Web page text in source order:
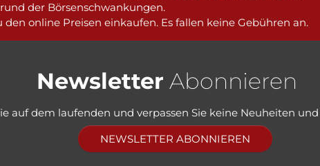
der Börsenschwankungen.
online Preisen einkaufen. Es fallen keine Gebühren an.
Newsletter Abonnieren
auf dem laufenden und verpassen Sie keine Neuheiten
NEWSLETTER ABONNIEREN